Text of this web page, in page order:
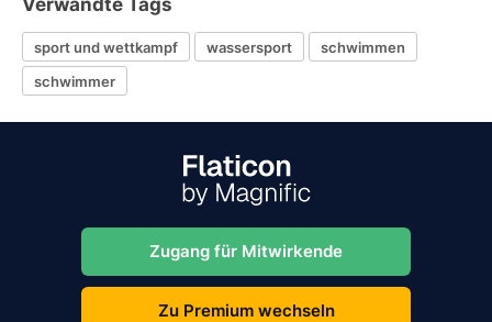
Verwandte Tags
sport und wettkampf wassersport
schwimmen
schwimmer
Zugang für Mitwirkende
Zu Premium wechseln